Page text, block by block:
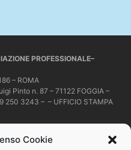
Cookie
PROFESSIONALE–
– ROMA
Pinto n. 87 – 71122 FOGGIA –
250 3243 – – UFFICIO STAMPA